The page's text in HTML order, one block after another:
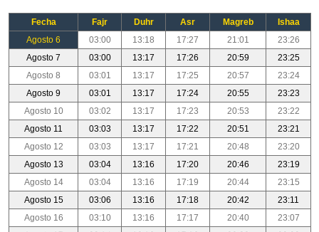
Fecha Fajr Duhr Asr Magreb
Ishaa
Agosto 6
03:00 13:18 17:27 21:01
23:26
Agosto 7
03:00 13:17 17:26 20:59
23:25
Agosto 8
03:01 13:17 17:25 20:57
23:24
Agosto 9
03:01 13:17 17:24 20:55
23:23
Agosto 10
03:02 13:17 17:23 20:53
23:22
Agosto 11
03:03 13:17 17:22 20:51
23:21
Agosto 12
03:03 13:17 17:21 20:48
23:20
Agosto 13
03:04 13:16 17:20 20:46
23:19
Agosto 14
03:04 13:16 17:19 20:44
23:15
Agosto 15
03:06 13:16 17:18 20:42
23:11
Agosto 16
03:10 13:16 17:17 20:40
23:07